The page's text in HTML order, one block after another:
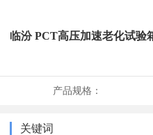
临汾 PCT高压加速老化试验
产品规格：
关键词